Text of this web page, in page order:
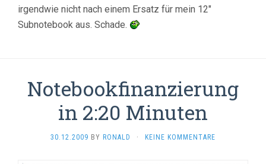
irgendwie nicht nach einem Ersatz für mein 12″
Subnotebook aus. Schade.
Notebookfinanzierung
in 2:20 Minuten
30.12.2009 BY RONALD · KEINE KOMMENTARE